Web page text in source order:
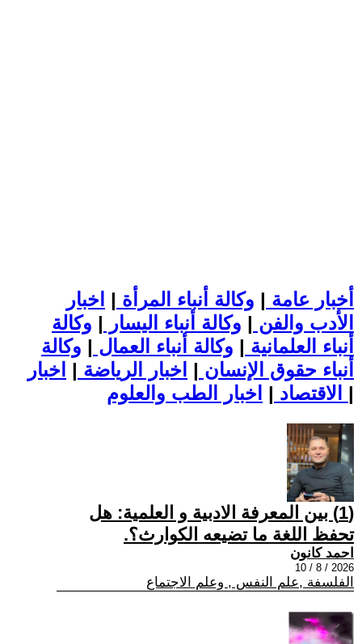
أخبار عامة | وكالة أنباء المرأة | اخبار
الأدب والفن | وكالة أنباء اليسار | وكالة
أنباء العلمانية | وكالة أنباء العمال | وكالة
أنباء حقوق الإنسان | اخبار الرياضة | اخبار
الاقتصاد | |
(1) بين المعرفة الادبية و العلمية: هل
تحفظ اللغة ما تضيعه الكوارث؟.
احمد كانون
2026 / 8 / 10
الفلسفة ,علم النفس , وعلم الاجتماع